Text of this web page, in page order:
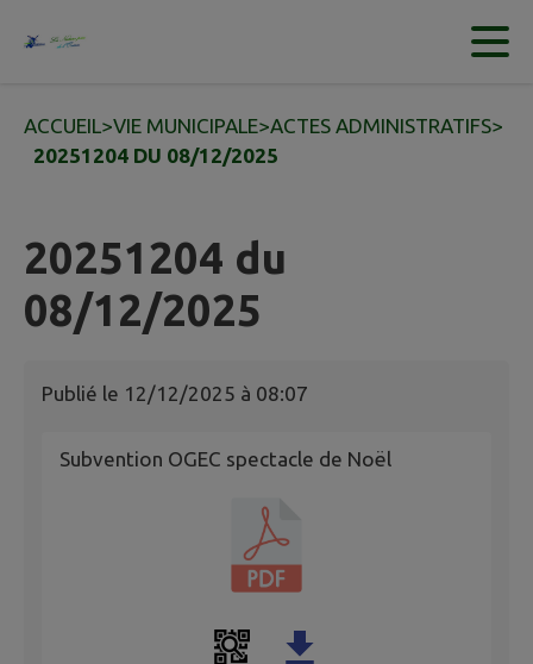
Contenu
ACCUEIL>VIE MUNICIPALE>ACTES ADMINISTRATIFS>
20251204 DU 08/12/2025
20251204 du
08/12/2025
Publié le 12/12/2025 à 08:07
Subvention OGEC spectacle de Noël